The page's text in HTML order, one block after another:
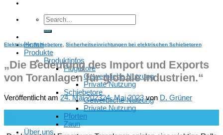
Home
Produkte
Produktinfos
Flügeltore
Gewerbliche Nutzung
Private Nutzung
Schiebetore
Gewerbliche Nutzung
Private Nutzung
Pforten
Zaun
Über uns
Elektrische Schiebetore Sicherheitseinrichtungen bei elektrischen Schiebetoren
„Die Bedeutung des Import und Exports
von Toranlagen für globale Industrien.“
Veröffentlicht am 24. Mai 202324. Mai 2023von D. Grüner